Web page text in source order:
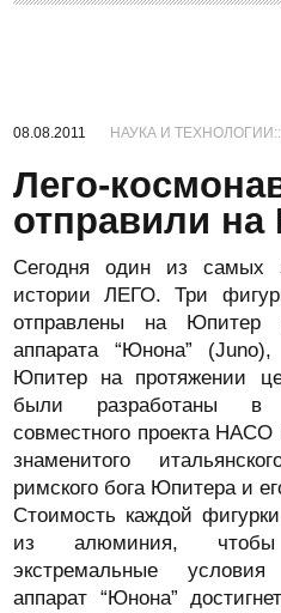
08.08.2011 НАУКА И
Лего-
отправили
Сегодня один из самых
истории ЛЕГО. Три
отправлены на Юпитер
аппарата “Юнона”
Юпитер на протяжении
были разработаны в
совместного проекта
знаменитого
римского бога Юпитера и
Стоимость каждой
из алюминия,
экстремальные
аппарат “Юнона”